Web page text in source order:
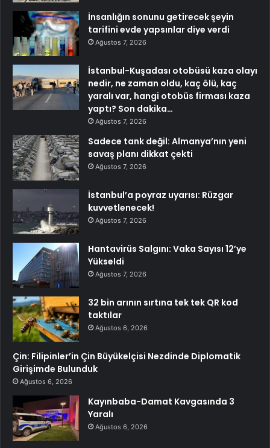
İnsanlığın sonunu getirecek şeyin
tarifini evde yapsınlar diye verdi
Ağustos 7, 2026
İstanbul-Kuşadası otobüsü kaza olayı
nedir, ne zaman oldu, kaç ölü, kaç
yaralı var, hangi otobüs firması kaza
yaptı? Son dakika…
Ağustos 7, 2026
Sadece tank değil: Almanya’nın yeni
savaş planı dikkat çekti
Ağustos 7, 2026
İstanbul’a poyraz uyarısı: Rüzgar
kuvvetlenecek!
Ağustos 7, 2026
Hantavirüs Salgını: Vaka Sayısı 12’ye
Yükseldi
Ağustos 7, 2026
32 bin arının sırtına tek tek QR kod
taktılar
Ağustos 6, 2026
Çin: Filipinler’in Çin Büyükelçisi Nezdinde Diplomatik
Girişimde Bulunduk
Ağustos 6, 2026
Kayınbaba-Damat Kavgasında 3
Yaralı
Ağustos 6, 2026